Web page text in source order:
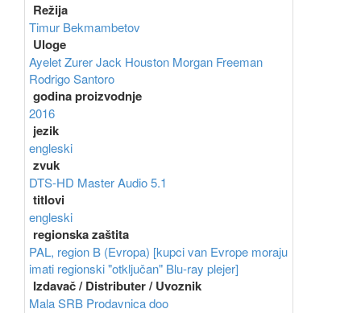
Režija
Timur Bekmambetov
Uloge
Ayelet ZurerJack Houston Morgan Freeman
Rodrigo Santoro
godina proizvodnje
2016
jezik
engleski
zvuk
DTS-HD Master Audio 5.1
titlovi
engleski
regionska zaštita
PAL, region B (Evropa) [kupci van Evrope moraju
imati regionski "otključan" Blu-ray plejer]
Izdavač / Distributer / Uvoznik
Mala SRB Prodavnica doo